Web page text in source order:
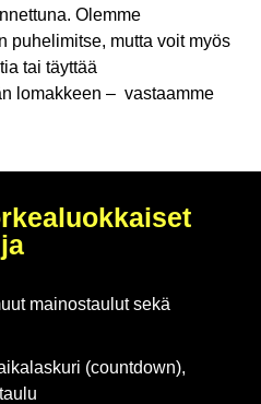
Olemme
puhelimitse, mutta voit myös
tai täyttää
lomakkeen – vastaamme
mainostaulut sekä
(countdown),